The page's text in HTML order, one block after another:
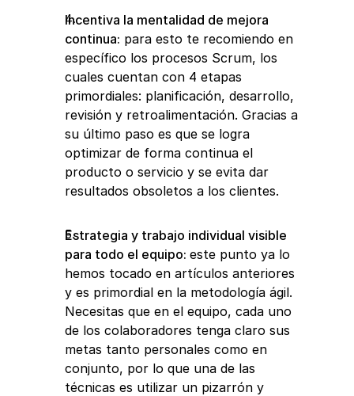
Incentiva la mentalidad de mejora
continua: para esto te recomiendo en
específico los procesos Scrum, los
cuales cuentan con 4 etapas
primordiales: planificación, desarrollo,
revisión y retroalimentación. Gracias a
su último paso es que se logra
optimizar de forma continua el
producto o servicio y se evita dar
resultados obsoletos a los clientes.
Estrategia y trabajo individual visible
para todo el equipo: este punto ya lo
hemos tocado en artículos anteriores
y es primordial en la metodología ágil.
Necesitas que en el equipo, cada uno
de los colaboradores tenga claro sus
metas tanto personales como en
conjunto, por lo que una de las
técnicas es utilizar un pizarrón y